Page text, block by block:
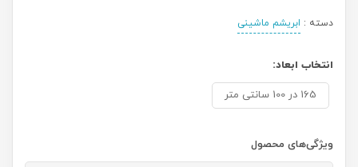
دسته : ابریشم ماشینی
انتخاب ابعاد:
165 در 100 سانتی متر
ویژگی‌های محصول